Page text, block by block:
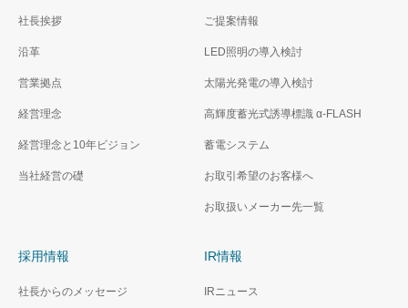
社長挨拶
沿革
営業拠点
経営理念
経営理念と10年ビジョン
当社経営の礎
ご提案情報
LED照明の導入検討
太陽光発電の導入検討
高輝度蓄光式誘導標識 α‐FLASH
蓄電システム
お取引希望のお客様へ
お取扱いメーカー先一覧
採用情報
社長からのメッセージ
IR情報
IRニュース